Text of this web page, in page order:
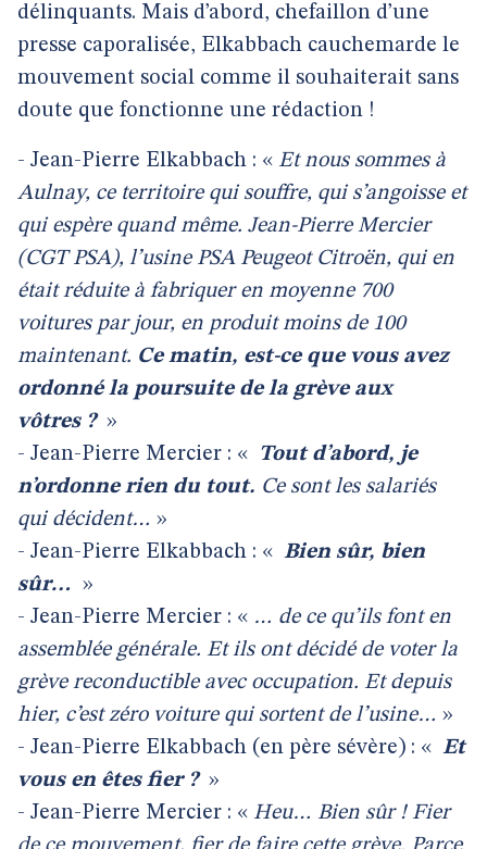
délinquants. Mais d’abord, chefaillon d’une
presse caporalisée, Elkabbach cauchemarde le
mouvement social comme il souhaiterait sans
doute que fonctionne une rédaction !
- Jean-Pierre Elkabbach : « Et nous sommes à
Aulnay, ce territoire qui souffre, qui s’angoisse et
qui espère quand même. Jean-Pierre Mercier
(CGT PSA), l’usine PSA Peugeot Citroën, qui en
était réduite à fabriquer en moyenne 700
voitures par jour, en produit moins de 100
maintenant. Ce matin, est-ce que vous avez
ordonné la poursuite de la grève aux
vôtres ? »
- Jean-Pierre Mercier : « Tout d’abord, je
n’ordonne rien du tout. Ce sont les salariés
qui décident… »
- Jean-Pierre Elkabbach : « Bien sûr, bien
sûr… »
- Jean-Pierre Mercier : « … de ce qu’ils font en
assemblée générale. Et ils ont décidé de voter la
grève reconductible avec occupation. Et depuis
hier, c’est zéro voiture qui sortent de l’usine… »
- Jean-Pierre Elkabbach (en père sévère) : « Et
vous en êtes fier ? »
- Jean-Pierre Mercier : « Heu… Bien sûr ! Fier